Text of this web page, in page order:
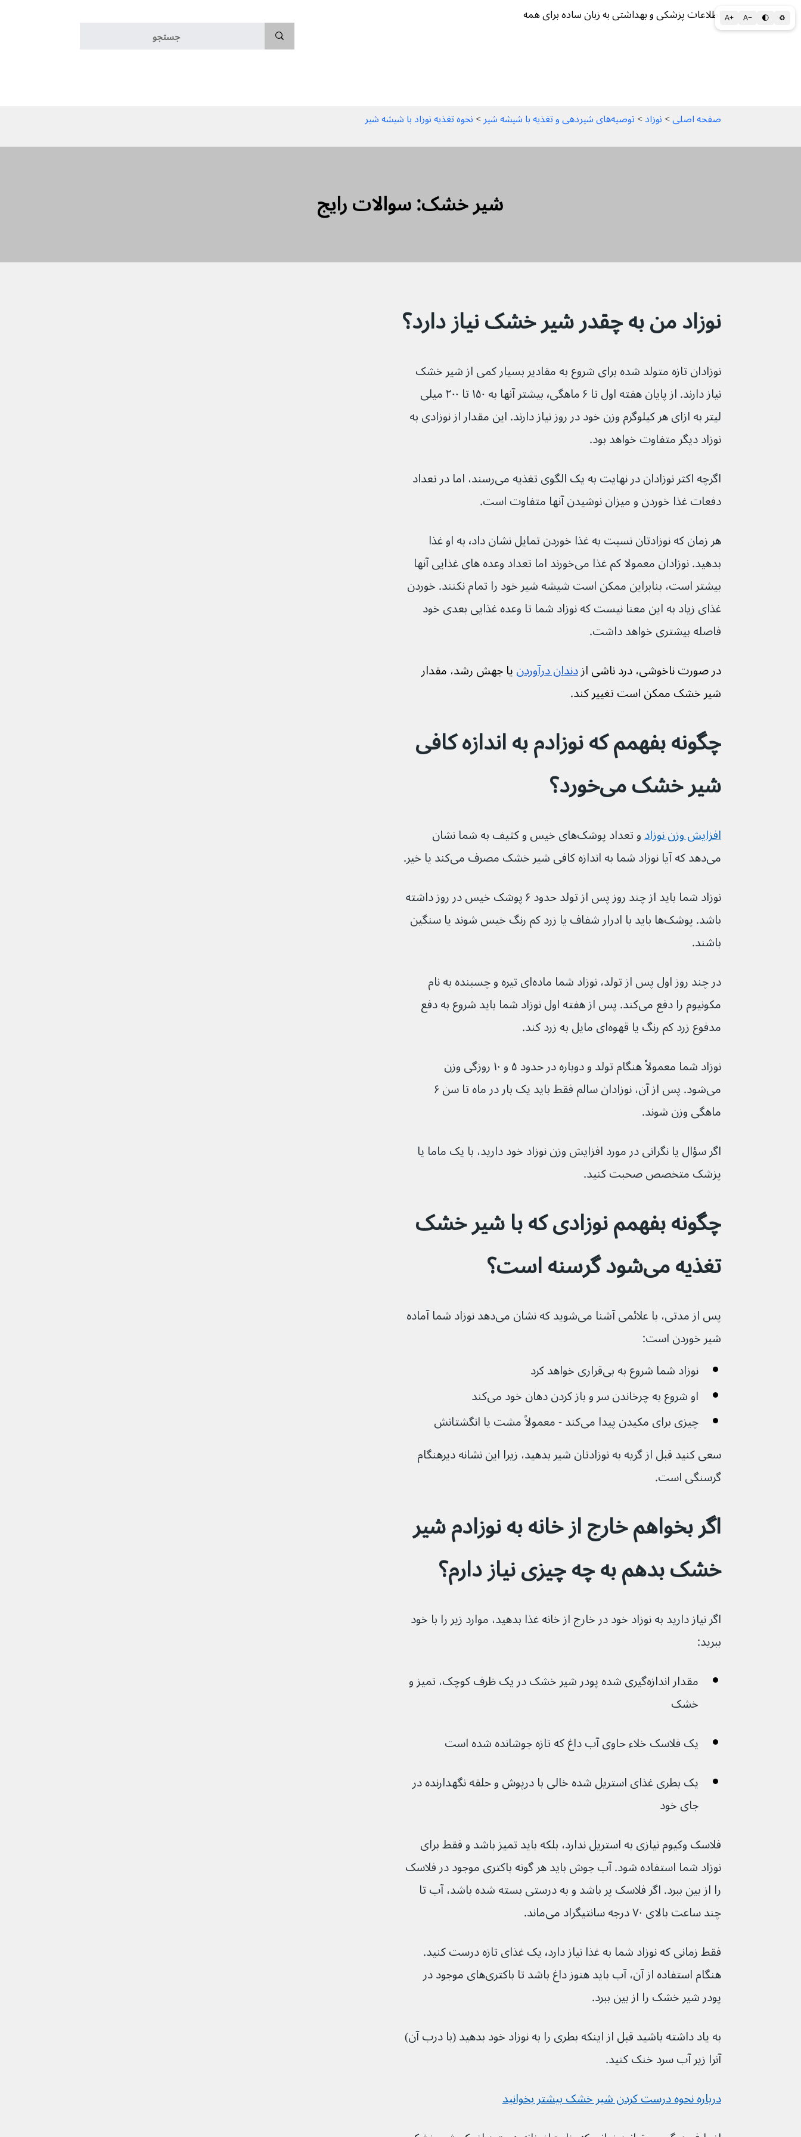
A+ A− 🌓 ♻ اطلاعات پزشکی و بهداشتی به زبان ساده برای همه
صفحه اصلی > نوزاد > توصیه‌های شیردهی و تغذیه با شیشه شیر > نحوه تغذیه نوزاد با شیشه شیر
شیر خشک: سوالات رایج
نوزاد من به چقدر شیر خشک نیاز دارد؟
نوزادان تازه متولد شده برای شروع به مقادیر بسیار کمی از شیر خشک
نیاز دارند. از پایان هفته اول تا ۶ ماهگی٬ بیشتر آنها به ۱۵۰ تا ۲۰۰ میلی
لیتر به ازای هر کیلوگرم وزن خود در روز نیاز دارند. این مقدار از نوزادی به
نوزاد دیگر متفاوت خواهد بود.
اگرچه اکثر نوزادان در نهایت به یک الگوی تغذیه می‌رسند، اما در تعداد
دفعات غذا خوردن و میزان نوشیدن آنها متفاوت است.
هر زمان که نوزادتان نسبت به غذا خوردن تمایل نشان داد٬ به او غذا
بدهید. نوزادان معمولا کم غذا می‌خورند اما تعداد وعده های غذایی آنها
بیشتر است، بنابراین ممکن است شیشه شیر خود را تمام نکنند. خوردن
غذای زیاد به این معنا نیست که نوزاد شما تا وعده غذایی بعدی خود
فاصله بیشتری خواهد داشت.
در صورت ناخوشی، درد ناشی از دندان درآوردن یا جهش رشد، مقدار
شیر خشک ممکن است تغییر کند.
چگونه بفهمم که نوزادم به اندازه کافی
شیر خشک می‌خورد؟
افزایش وزن نوزاد
و تعداد پوشک‌های خیس و کثیف به شما نشان
می‌دهد که آیا نوزاد شما به اندازه کافی شیر خشک مصرف می‌کند یا خیر.
نوزاد شما باید از چند روز پس از تولد حدود ۶ پوشک خیس در روز داشته
باشد. پوشک‌ها باید با ادرار شفاف یا زرد کم رنگ خیس شوند یا سنگین
باشند.
در چند روز اول پس از تولد، نوزاد شما ماده‌ای تیره و چسبنده به نام
مکونیوم را دفع می‌کند. پس از هفته اول نوزاد شما باید شروع به دفع
مدفوع زرد کم رنگ یا قهوه‌ای مایل به زرد کند.
نوزاد شما معمولاً هنگام تولد و دوباره در حدود ۵ و ۱۰ روزگی وزن
ماهگی وزن شوند.
اگر سؤال یا نگرانی در مورد افزایش وزن نوزاد خود دارید، با یک ماما یا
پزشک متخصص صحبت کنید.
چگونه بفهمم نوزادی که با شیر خشک
تغذیه می‌شود گرسنه است؟
پس از مدتی، با علائمی آشنا می‌شوید که نشان می‌دهد نوزاد شما آماده
شیر خوردن است:
نوزاد شما شروع به بی‌قراری خواهد کرد
او شروع به چرخاندن سر و باز کردن دهان خود می‌کند
چیزی برای مکیدن پیدا می‌کند - معمولاً مشت یا انگشتانش
سعی کنید قبل از گریه به نوزادتان شیر بدهید، زیرا این نشانه دیرهنگام
گرسنگی است.
اگر بخواهم خارج از خانه به نوزادم شیر
خشک بدهم به چه چیزی نیاز دارم؟
اگر نیاز دارید به نوزاد خود در خارج از خانه غذا بدهید، موارد زیر را با خود
ببرید:
مقدار اندازه‌گیری شده پودر شیر خشک در یک ظرف کوچک، تمیز و
خشک
یک فلاسک خلاء حاوی آب داغ که تازه جوشانده شده است
یک بطری غذای استریل شده خالی با درپوش و حلقه نگهدارنده در
جای خود
فلاسک وکیوم نیازی به استریل ندارد، بلکه باید تمیز باشد و فقط برای
نوزاد شما استفاده شود. آب جوش باید هر گونه باکتری موجود در فلاسک
را از بین ببرد. اگر فلاسک پر باشد و به درستی بسته شده باشد، آب تا
چند ساعت بالای ۷۰ درجه سانتیگراد می‌ماند.
فقط زمانی که نوزاد شما به غذا نیاز دارد٬ یک غذای تازه درست کنید.
هنگام استفاده از آن، آب باید هنوز داغ باشد تا باکتری‌های موجود در
پودر شیر خشک را از بین ببرد.
به یاد داشته باشید قبل از اینکه بطری را به نوزاد خود بدهید (با درب آن)
آنرا زیر آب سرد خنک کنید.
درباره نحوه درست کردن شیر خشک بیشتر بخوانید